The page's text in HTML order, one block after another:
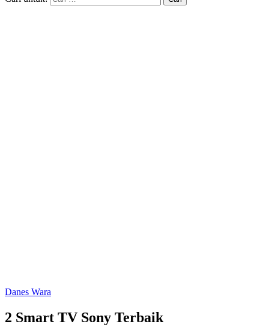
Danes Wara
2 Smart TV Sony Terbaik